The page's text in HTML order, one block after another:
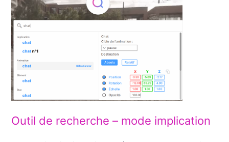
Outil de recherche – mode implication